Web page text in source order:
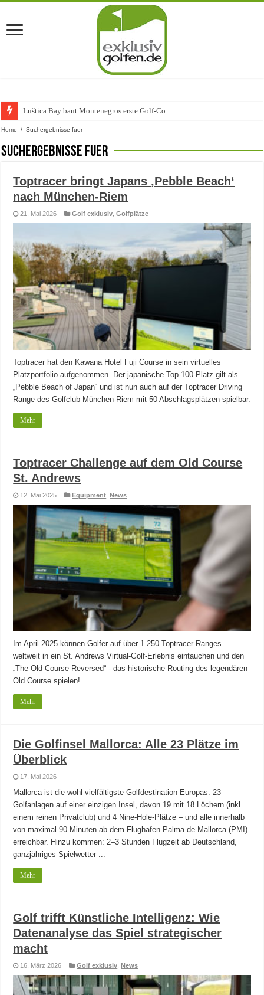
Luštica Bay baut Montenegros erste Golf-Community weiter aus
Home / Suchergebnisse fuer
Suchergebnisse fuer
Toptracer bringt Japans ‚Pebble Beach‘
nach München-Riem
21. Mai 2026 Golf exklusiv ,Golfplätze
Toptracer hat den Kawana Hotel Fuji Course in sein virtuelles
Platzportfolio aufgenommen. Der japanische Top-100-Platz gilt als
„Pebble Beach of Japan“ und ist nun auch auf der Toptracer Driving
Range des Golfclub München-Riem mit 50 Abschlagsplätzen spielbar.
Mehr
Toptracer Challenge auf dem Old Course
St. Andrews
12. Mai 2025 Equipment ,News
Im April 2025 können Golfer auf über 1.250 Toptracer-Ranges
weltweit in ein St. Andrews Virtual-Golf-Erlebnis eintauchen und den
„The Old Course Reversed“ - das historische Routing des legendären
Old Course spielen!
Mehr
Die Golfinsel Mallorca: Alle 23 Plätze im
Überblick
17. Mai 2026
Mallorca ist die wohl vielfältigste Golfdestination Europas: 23
Golfanlagen auf einer einzigen Insel, davon 19 mit 18 Löchern (inkl.
einem reinen Privatclub) und 4 Nine-Hole-Plätze – und alle innerhalb
von maximal 90 Minuten ab dem Flughafen Palma de Mallorca (PMI)
erreichbar. Hinzu kommen: 2–3 Stunden Flugzeit ab Deutschland,
ganzjähriges Spielwetter ...
Mehr
Golf trifft Künstliche Intelligenz: Wie
Datenanalyse das Spiel strategischer
macht
16. März 2026 Golf exklusiv ,News